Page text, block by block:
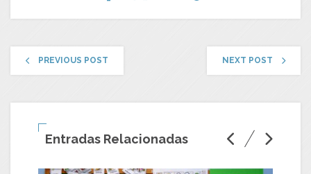
PREVIOUS POST NEXT POST
Entradas Relacionadas